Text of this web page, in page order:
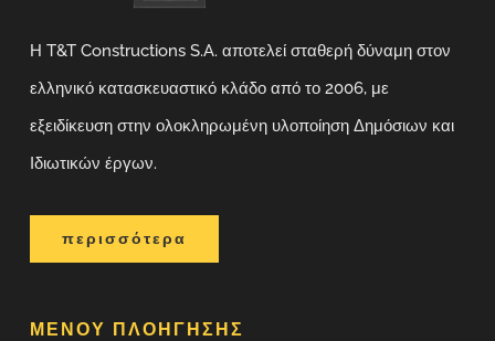
Η T&T Constructions S.A. αποτελεί σταθερή δύναμη στον
ελληνικό κατασκευαστικό κλάδο από το 2006, με
εξειδίκευση στην ολοκληρωμένη υλοποίηση Δημόσιων και
Ιδιωτικών έργων.
περισσότερα
ΜΕΝΟΥ ΠΛΟΗΓΗΣΗΣ